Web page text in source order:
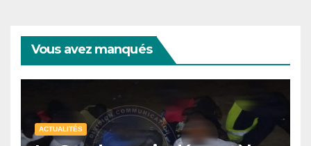
Vous avez manqués
ACTUALITÉS